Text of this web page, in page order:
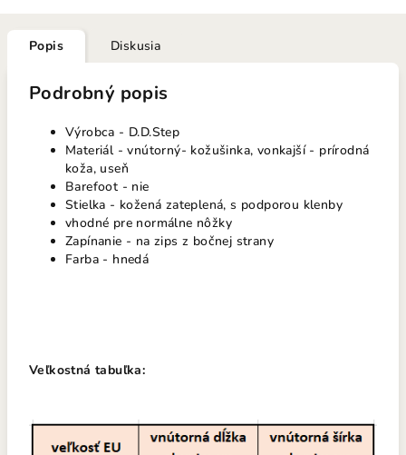
Popis Diskusia
Podrobný popis
Výrobca - D.D.Step
Materiál - vnútorný- kožušinka, vonkajší - prírodná
koža, useň
Barefoot - nie
Stielka - kožená zateplená, s podporou klenby
vhodné pre normálne nôžky
Zapínanie - na zips z bočnej strany
Farba - hnedá
Veľkostná tabuľka: